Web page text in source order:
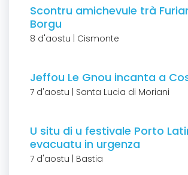
Scontru amichevule trà
Borgu
8 d'aostu | Cismonte
Jeffou Le Gnou incanta a
7 d'aostu | Santa Lucia di Moriani
U situ di u festivale Porto
evacuatu in urgenza
7 d'aostu | Bastia